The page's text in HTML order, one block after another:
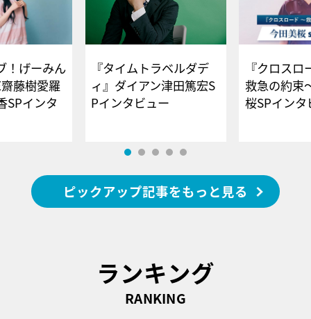
！げーみん
藤樹愛羅
SPインタ
『タイムトラベルダデ
ィ』ダイアン津田篤宏S
Pインタビュー
『クロス
救急の約束
桜SPイ
ピックアップ記事をもっと見る
ランキング
RANKING